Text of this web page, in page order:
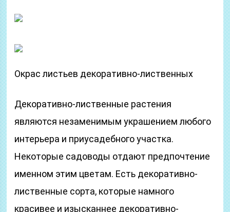
Окрас листьев декоративно-лиственных
Декоративно-лиственные растения
являются незаменимым украшением любого
интерьера и приусадебного участка.
Некоторые садоводы отдают предпочтение
именном этим цветам. Есть декоративно-
лиственные сорта, которые намного
красивее и изысканнее декоративно-